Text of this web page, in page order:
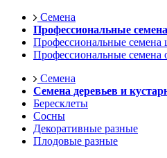
Семена
Профессиональные семена
Профессиональные семена
Профессиональные семена
Семена
Семена деревьев и
Бересклеты
Сосны
Декоративные разные
Плодовые разные